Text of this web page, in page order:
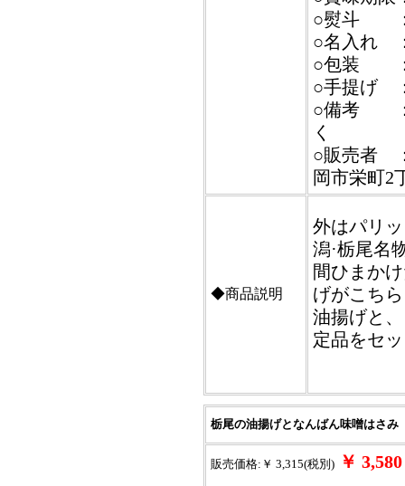
○熨斗
○名入れ
○包装
○手提げ
○備考 ：
く
○販売者
岡市栄町2
◆商品説明
外はパリ
潟·栃尾名
間ひまか
げがこち
油揚げと
定品をセ
栃尾の油揚げとなんばん味噌はさみ
販売価格:￥ 3,315(税別) ￥